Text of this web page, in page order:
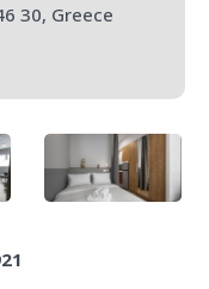
30, Greece